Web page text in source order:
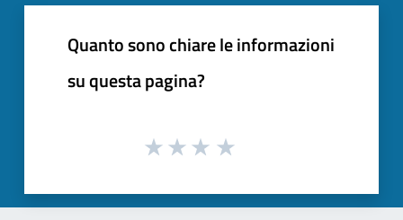
Quanto sono chiare le informazioni
su questa pagina?